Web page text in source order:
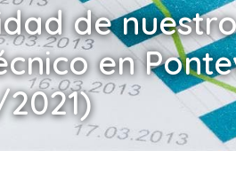
de
en